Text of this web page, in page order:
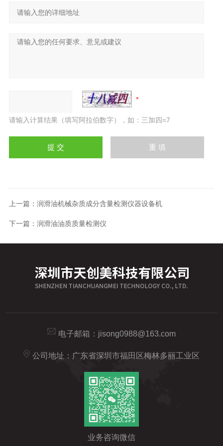
请输入计算结果（填写阿拉伯数字），如：三加四=7
上一篇： 润滑油机械杂质成分含量检测仪器设备机
下一篇： 润滑油油质质量检测仪
电子邮箱： jisong0988@163.com
公司地址：广东省深圳市福田区梅林多丽工业区
业务咨询微信